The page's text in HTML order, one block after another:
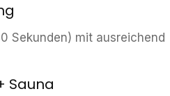
Sekunden) mit ausreichend
Sauna